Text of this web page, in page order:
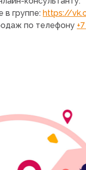
группе: https://
по телефону +7